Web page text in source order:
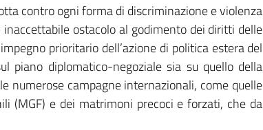
contro ogni forma di discriminazione e violenza
ostacolo al godimento dei diritti delle
prioritario dell’azione di politica estera del
piano diplomatico-negoziale sia su quello della
numerose campagne internazionali, come quelle
(MGF) e dei matrimoni precoci e forzati, che da